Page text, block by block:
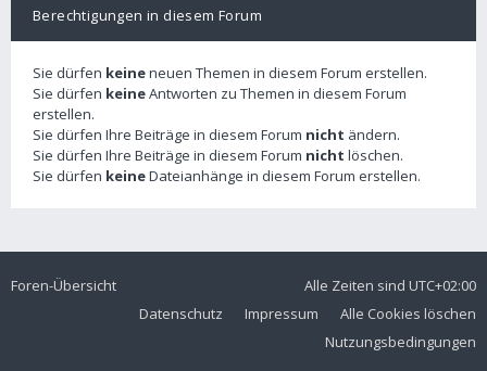
Berechtigungen in diesem Forum
Sie dürfen keineneuen Themen in diesem Forum erstellen.
Sie dürfen keineAntworten zu Themen in diesem Forum
erstellen.
Sie dürfen Ihre Beiträge in diesem Forum nicht ändern.
Sie dürfen Ihre Beiträge in diesem Forum nicht löschen.
Sie dürfen keineDateianhänge in diesem Forum erstellen.
Foren-Übersicht Alle Zeiten sind UTC+02:00
Alle Cookies löschen
Impressum
Datenschutz
Nutzungsbedingungen